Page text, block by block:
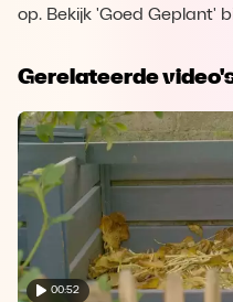
op. Bekijk 'Goed Geplant'
Gerelateerde
00:52